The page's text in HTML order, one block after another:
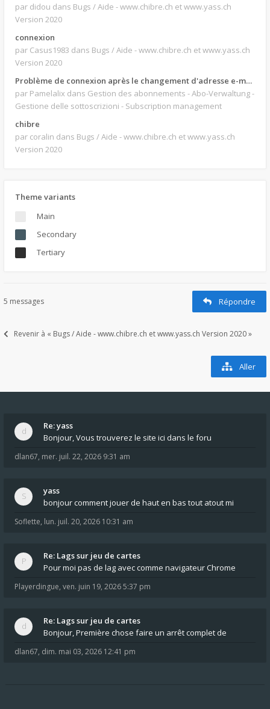
par didou dans Bugs / Aide - www.chibre.ch et www.yass.ch
Version 2020
connexion
par Casus1983 dans Bugs / Aide - www.chibre.ch et www.yass.ch
Version 2020
Problème de connexion après le changement d'adresse e-mail.
par Pamelalix dans Gestion des abonnements - Abo-Verwaltung -
Gestione delle sottoscrizioni - Subscription management
chibre
par coralin dans Bugs / Aide - www.chibre.ch et www.yass.ch
Version 2020
Theme variants
Main
Secondary
Tertiary
5 messages Répondre
Revenir à « Bugs / Aide - www.chibre.ch et www.yass.ch Version 2020 »
Aller
Re: yass
Bonjour, Vous trouverez le site ici dans le foru
dlan67, mer. juil. 22, 2026 9:31 am
yass
bonjour comment jouer de haut en bas tout atout mi
Soflette, lun. juil. 20, 2026 10:31 am
Re: Lags sur jeu de cartes
Pour moi pas de lag avec comme navigateur Chrome
Playerdingue, ven. juin 19, 2026 5:37 pm
Re: Lags sur jeu de cartes
Bonjour, Première chose faire un arrêt complet de
dlan67, dim. mai 03, 2026 12:41 pm